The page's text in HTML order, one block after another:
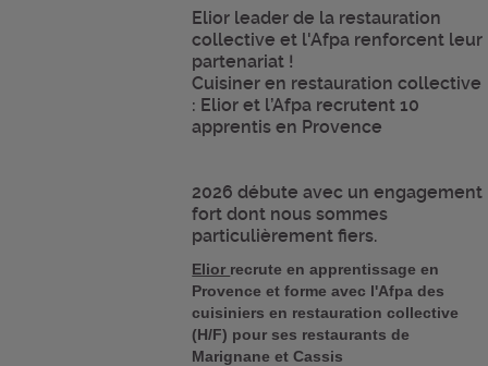
Elior leader de la restauration
collective et l'Afpa renforcent leur
partenariat !
Cuisiner en restauration collective
: Elior et l’Afpa recrutent 10
apprentis en Provence
2026 débute avec un engagement
fort dont nous sommes
particulièrement fiers.
Elior recrute en apprentissage en
Provence et forme avec l'Afpa des
cuisiniers en restauration collective
(H/F) pour ses restaurants de
Marignane et Cassis